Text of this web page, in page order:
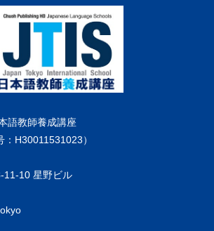
語教師養成講座
：H30011531023）
11-10 星野ビル